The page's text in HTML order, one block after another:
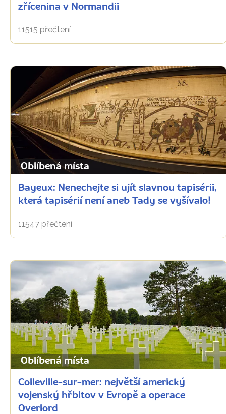
zřícenina v Normandii
11515 přečtení
Oblíbená místa
Bayeux: Nenechejte si ujít slavnou tapisérii,
která tapisérií není aneb Tady se vyšívalo!
11547 přečtení
Oblíbená místa
Colleville-sur-mer: největší americký
vojenský hřbitov v Evropě a operace
Overlord